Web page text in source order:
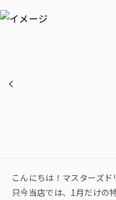
こんにちは！マスターズド
只今当店では、1月だけの